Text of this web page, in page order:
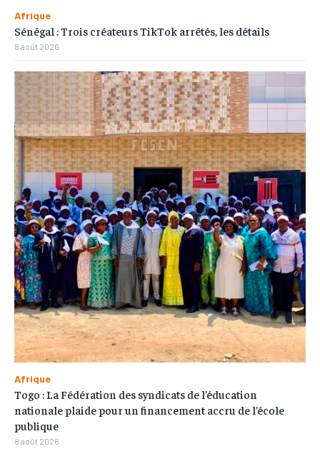
Afrique
Sénégal : Trois créateurs TikTok arrêtés, les détails
8 août 2026
Afrique
Togo : La Fédération des syndicats de l’éducation
nationale plaide pour un financement accru de l’école
publique
8 août 2026